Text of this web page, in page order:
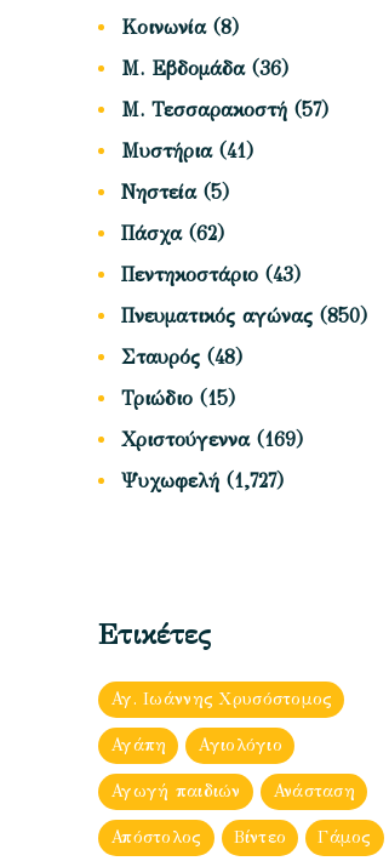
Κοινωνία(8)
Μ. Εβδομάδα(36)
Μ. Τεσσαρακοστή (57)
Μυστήρια(41)
Νηστεία(5)
Πάσχα(62)
Πεντηκοστάριο (43)
Πνευματικός αγώνας (850)
Σταυρός (48)
Τριώδιο (15)
Χριστούγεννα(169)
Ψυχωφελή (1,727)
Ετικέτες
Αγ. Ιωάννης Χρυσόστομος
Αγάπη Αγιολόγιο
Αγωγή παιδιών Ανάσταση
Απόστολος Βίντεο Γάμος